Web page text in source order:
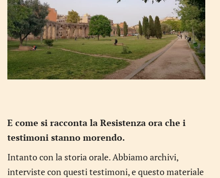
E come si racconta la Resistenza ora che i
testimoni stanno morendo.
Intanto con la storia orale. Abbiamo archivi,
interviste con questi testimoni, e questo materiale